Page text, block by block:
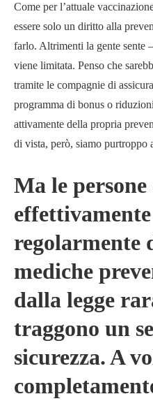
Come per l’attuale
essere solo un diritto alla
farlo. Altrimenti la gente sente
viene limitata. Penso che
tramite le compagnie di
programma di bonus o
attivamente della propria
di vista, però, siamo purtroppo
Ma le persone
regolarmente
mediche
dalla legge
traggono un
sicurezza. A